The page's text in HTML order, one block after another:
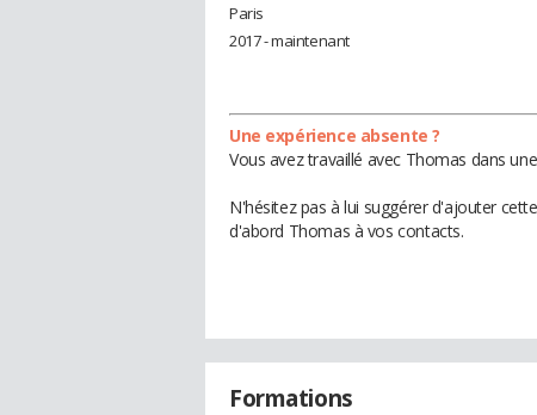
Paris
2017 - maintenant
Une expérience absente ?
Vous avez travaillé avec Thomas dans
N'hésitez pas à lui suggérer d'ajouter
d'abord Thomas à vos contacts.
Formations